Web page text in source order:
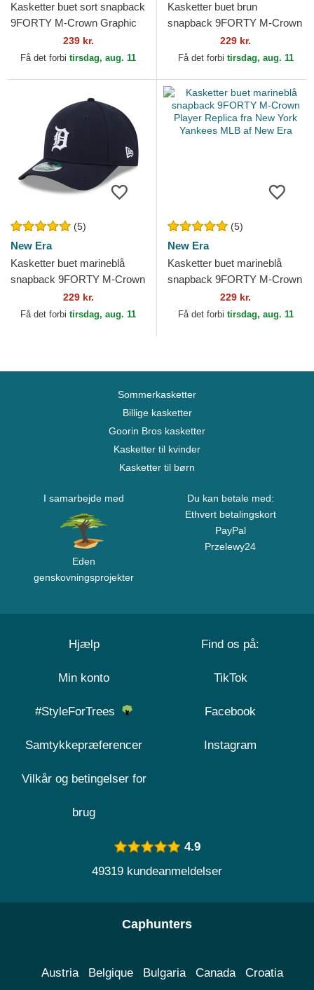
Kasketter buet sort snapback
9FORTY M-Crown Graphic
239 kr.
Få det forbi tirsdag, aug. 11
Kasketter buet brun
snapback 9FORTY M-Crown
Player Replica fra San Diego
Padres MLB af New Era
229 kr.
Få det forbi tirsdag, aug. 11
(5)
New Era
Kasketter buet marineblå
snapback 9FORTY M-Crown
Player Replica fra Detroit
Tigers MLB af New Era
229 kr.
Få det forbi tirsdag, aug. 11
(5)
New Era
Kasketter buet marineblå
snapback 9FORTY M-Crown
Player Replica fra New York
Yankees MLB af New Era
229 kr.
Få det forbi tirsdag, aug. 11
Sommerkasketter
Billige kasketter
Goorin Bros kasketter
Kasketter til kvinder
Kasketter til børn
I samarbejde med
Eden
genskovningsprojekter
Du kan betale med:
Ethvert betalingskort
PayPal
Przelewy24
Hjælp
Min konto
#StyleForTrees
Samtykkepræferencer
Vilkår og betingelser for
brug
Find os på:
TikTok
Facebook
Instagram
4.9
49319 kundeanmeldelser
Caphunters
Austria Belgique Bulgaria Canada Croatia